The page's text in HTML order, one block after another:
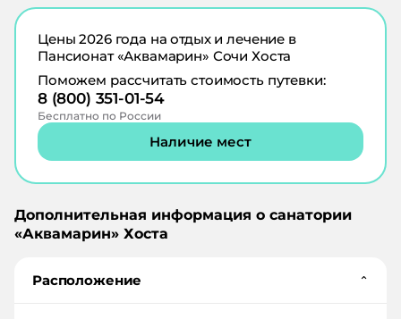
Цены2026года на отдых и лечение в
Пансионат «Аквамарин» Сочи Хоста
Поможем рассчитать стоимость путевки:
8 (800) 351-01-54
Бесплатно по России
Наличие мест
Дополнительная информация о санатории
«Аквамарин» Хоста
Расположение ⌄